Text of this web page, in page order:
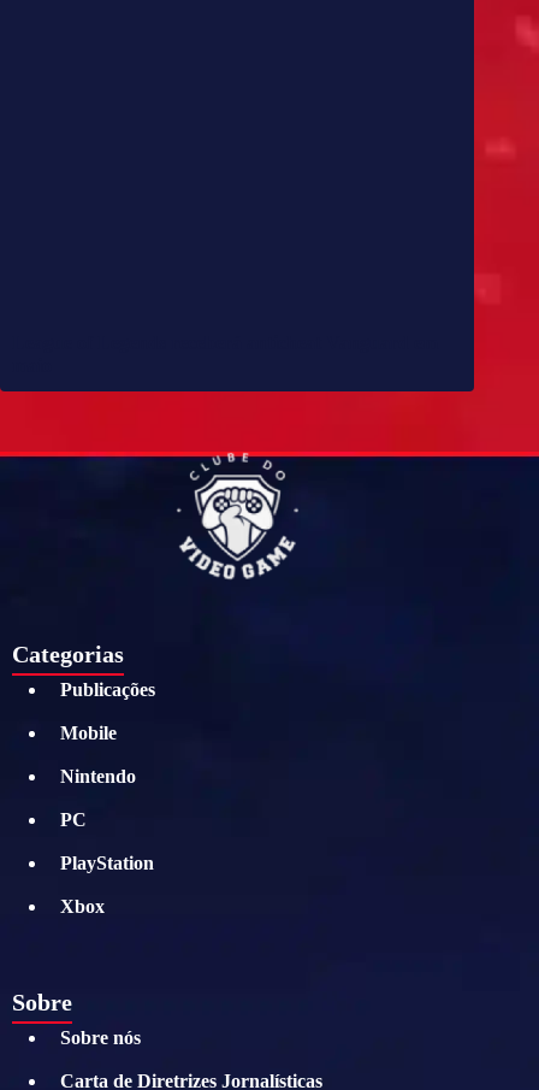
Categorias
Publicações
Mobile
Nintendo
PC
PlayStation
Xbox
Sobre
Sobre nós
Carta de Diretrizes Jornalísticas